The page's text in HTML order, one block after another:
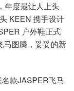
年度最让人上头
KEEN 携手设计
户外鞋正式
马图腾，妥妥的新